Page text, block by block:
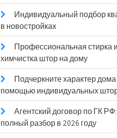
Индивидуальный подбор
в новостройках
Профессиональная стирка и
химчистка штор на дому
Подчеркните характер дома
помощью индивидуальных
Агентский договор по ГК РФ:
полный разбор в 2026 году